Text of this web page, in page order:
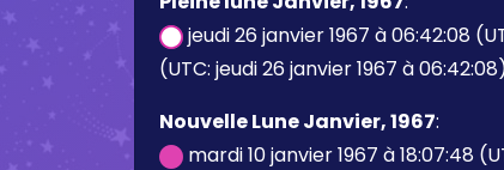
jeudi 26 janvier 1967 à 06:42:08
(UTC: jeudi 26 janvier 1967 à
Nouvelle Lune Janvier, 1967:
mardi 10 janvier 1967 à 18:07:48